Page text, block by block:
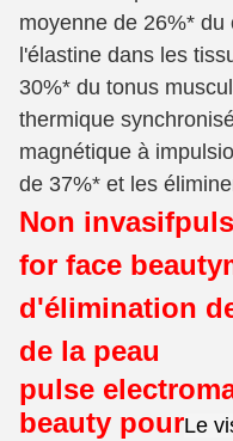
moyenne de 26%*
l'élastine dans les
30%* du tonus
thermique
magnétique à
de 37%* et les
Non invasif
for face beauty
d'élimination
de la peau
pulse
beauty pourLe